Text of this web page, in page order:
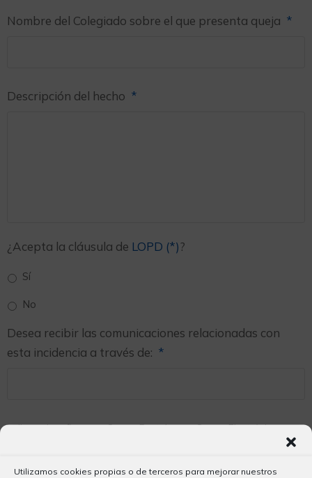
Utilizamos cookies propias o de terceros para mejorar nuestros
Nombre del Colegiado sobre el que presenta queja *
Descripción del hecho *
¿Acepta la cláusula de LOPD (*)?
Sí
No
Desea recibir las comunicaciones relacionadas con
esta incidencia a través de: *
Indique si prefiere por Correo Postal o por Correo Electrónico y